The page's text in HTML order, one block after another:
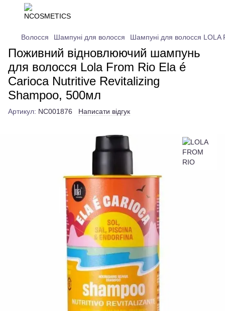
Волосся Шампуні для волосся Шампуні для волосся LOLA
Поживний відновлюючий шампунь
для волосся Lola From Rio Ela é
Carioca Nutritive Revitalizing
Shampoo, 500мл
Артикул: NC001876 Написати відгук